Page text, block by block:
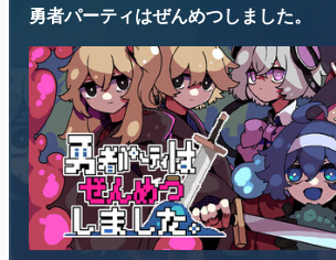
勇者パーティはぜんめつしました。